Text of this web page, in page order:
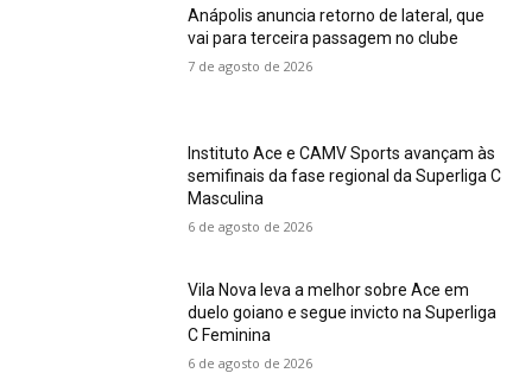
Anápolis anuncia retorno de lateral, que
vai para terceira passagem no clube
7 de agosto de 2026
Instituto Ace e CAMV Sports avançam às
semifinais da fase regional da Superliga C
Masculina
6 de agosto de 2026
Vila Nova leva a melhor sobre Ace em
duelo goiano e segue invicto na Superliga
C Feminina
6 de agosto de 2026